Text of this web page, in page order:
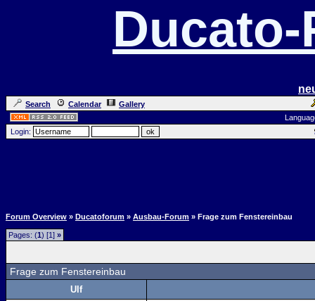
Search Calendar
Gallery
Login:
Forum Overview » Ducatoforum » Ausbau-Forum » Frage zum Fenstereinbau
Pages: (1) [1] »
Frage zum Fenstereinbau
Ulf